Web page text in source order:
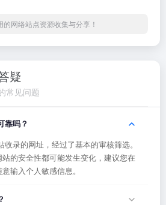
网络站点资源收集与分享！
疑
常见问题
靠吗？
录的网址，经过了基本的审核筛选。
的安全性都可能发生变化，建议您在
输入个人敏感信息。